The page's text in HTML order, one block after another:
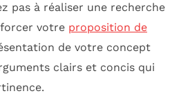
pas à réaliser une recherche
votre proposition de
de votre concept
clairs et concis qui